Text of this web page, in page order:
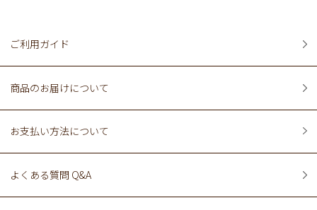
ご利用ガイド
商品のお届けについて
お支払い方法について
よくある質問 Q&A